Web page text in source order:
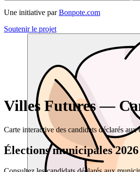
Une initiative par Bonpote.com
Soutenir le projet
Villes Futures —
Carte interactive des candidats déclarés
Élections municipales 2026